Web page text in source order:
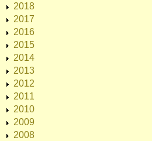
2018
2017
2016
2015
2014
2013
2012
2011
2010
2009
2008